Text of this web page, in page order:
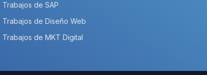
Trabajos de SAP
Trabajos de Diseño Web
Trabajos de MKT Digital